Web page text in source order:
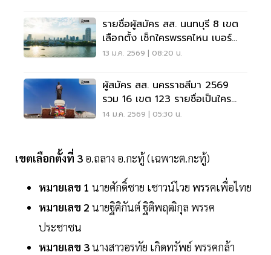
รายชื่อผู้สมัคร สส. นนทบุรี 8 เขต
เลือกตั้ง เช็กใครพรรคไหน เบอร์
อะไร
13 ม.ค. 2569 | 08:20 น.
ผู้สมัคร สส. นครราชสีมา 2569
รวม 16 เขต 123 รายชื่อเป็นใคร
พรรคไหน เบอร์อะไร
14 ม.ค. 2569 | 05:30 น.
เขตเลือกตั้งที่ 3 อ.ถลาง อ.กะทู้ (เฉพาะต.กะทู้)
หมายเลข 1 นายศักดิ์ชาย เชาวน์ไวย พรรคเพื่อไทย
หมายเลข 2 นายฐิติกันต์ ฐิติพฤฒิกุล พรรค
ประชาชน
หมายเลข 3นางสาวอรทัย เกิดทรัพย์ พรรคกล้า